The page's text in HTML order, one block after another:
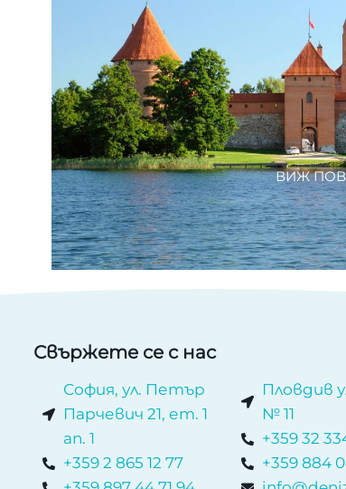
ВИЖ
Свържете се с нас
София, ул. Петър
Парчевич 21, ет. 1
ап. 1
+359 2 865 12 77
Пловдив
№ 11
+359 32
+359 884